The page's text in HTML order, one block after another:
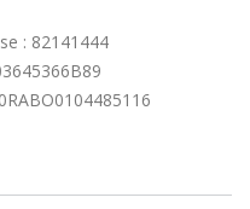
: 82141444